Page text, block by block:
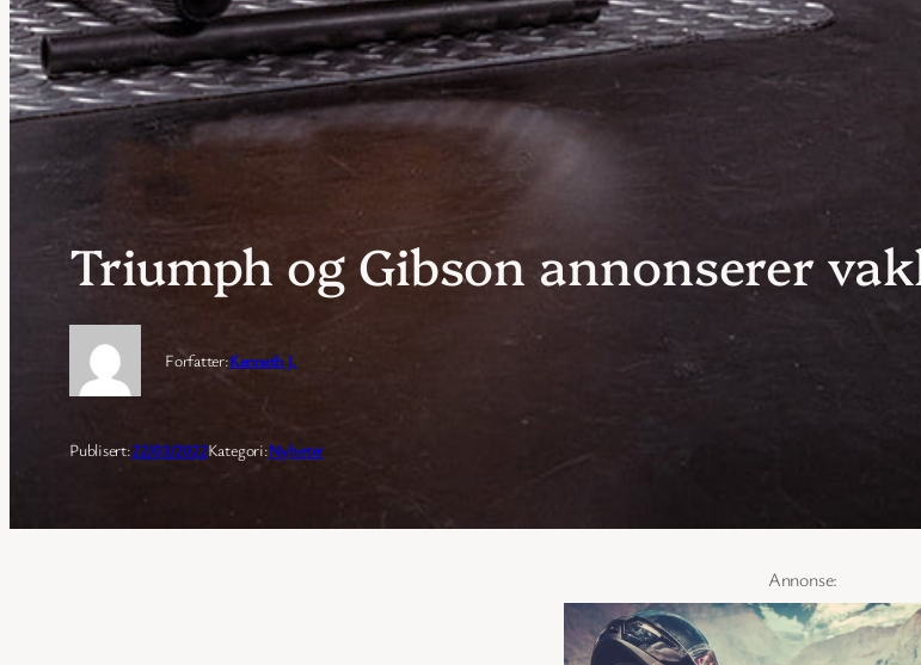
Triumph og Gibson annonserer
Forfatter:Kenneth J.
Publisert:22/03/2022Kategori:Nyheter